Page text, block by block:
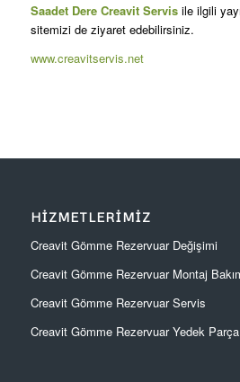
Saadet Dere Creavit Servisile ilgili
sitemizi de ziyaret edebilirsiniz.
www.creavitservis.net
HIZMETLERIMIZ
Creavit Gömme Rezervuar Değişimi
Creavit Gömme Rezervuar Montaj
Creavit Gömme Rezervuar Servis
Creavit Gömme Rezervuar Yedek Parça